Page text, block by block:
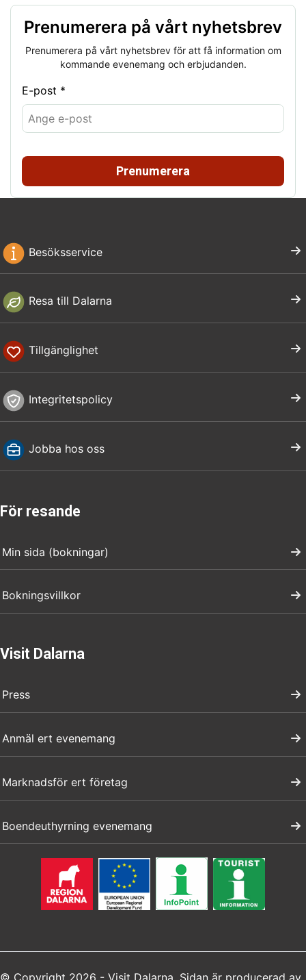
Prenumerera på vårt nyhetsbrev
Prenumerera på vårt nyhetsbrev för att få information om
kommande evenemang och erbjudanden.
E-post *
Prenumerera
Besöksservice
Resa till Dalarna
Tillgänglighet
Integritetspolicy
Jobba hos oss
För resande
Min sida (bokningar)
Bokningsvillkor
Visit Dalarna
Press
Anmäl ert evenemang
Marknadsför ert företag
Boendeuthyrning evenemang